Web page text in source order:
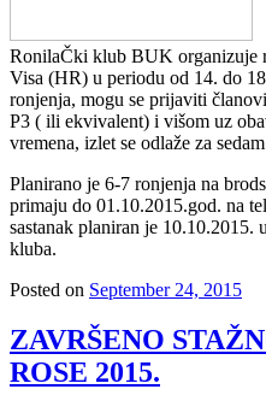
RonilaČki klub BUK organizuje
Visa (HR) u periodu od 14. do
ronjenja, mogu se prijaviti
P3 ( ili ekvivalent) i višom uz
vremena, izlet se odlaže za
Planirano je 6-7 ronjenja na
primaju do 01.10.2015.god. na
sastanak planiran je 10.10.2015.
kluba.
Posted on September 24, 2015
ZAVRŠENO
ROSE 2015.